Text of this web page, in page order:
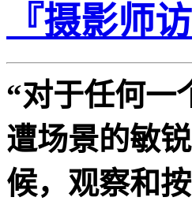
『摄影师
“对于任何一
遭场景的敏
候，观察和